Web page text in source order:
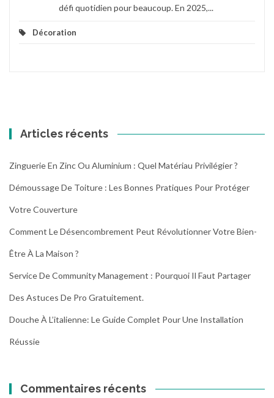
défi quotidien pour beaucoup. En 2025,...
Décoration
Articles récents
Zinguerie En Zinc Ou Aluminium : Quel Matériau Privilégier ?
Démoussage De Toiture : Les Bonnes Pratiques Pour Protéger
Votre Couverture
Comment Le Désencombrement Peut Révolutionner Votre Bien-
Être À La Maison ?
Service De Community Management : Pourquoi Il Faut Partager
Des Astuces De Pro Gratuitement.
Douche À L’italienne: Le Guide Complet Pour Une Installation
Réussie
Commentaires récents